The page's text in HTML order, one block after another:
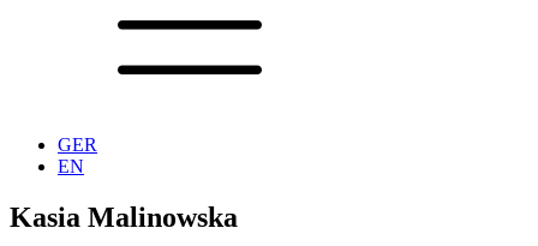
ShowroomsKontaktDownloads
GER
EN
Kasia Malinowska